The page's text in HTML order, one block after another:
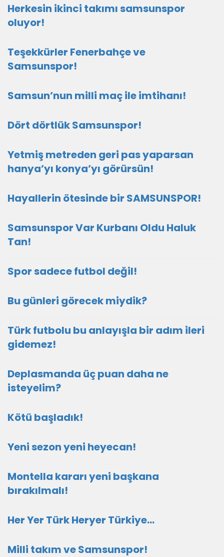
Herkesin ikinci takımı samsunspor
oluyor!
Teşekkürler Fenerbahçe ve
Samsunspor!
Samsun’nun milli maç ile imtihanı!
Dört dörtlük Samsunspor!
Yetmiş metreden geri pas yaparsan
hanya’yı konya’yı görürsün!
Hayallerin ötesinde bir SAMSUNSPOR!
Samsunspor Var Kurbanı Oldu Haluk
Tan!
Spor sadece futbol değil!
Bu günleri görecek miydik?
Türk futbolu bu anlayışla bir adım ileri
gidemez!
Deplasmanda üç puan daha ne
isteyelim?
Kötü başladık!
Yeni sezon yeni heyecan!
Montella kararı yeni başkana
bırakılmalı!
Her Yer Türk Heryer Türkiye…
Milli takım ve Samsunspor!